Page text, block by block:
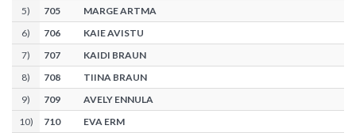
5) 705
MARGE ARTMA
6) 706
KAIE AVISTU
7) 707
KAIDI BRAUN
8) 708
TIINA BRAUN
9) 709
AVELY ENNULA
10) 710
EVA ERM